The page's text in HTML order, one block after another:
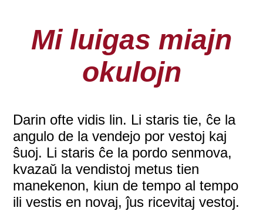
Mi luigas miajn
okulojn
Darin ofte vidis lin. Li staris tie, ĉe la
angulo de la vendejo por vestoj kaj
ŝuoj. Li staris ĉe la pordo senmova,
kvazaŭ la vendistoj metus tien
manekenon, kiun de tempo al tempo
ili vestis en novaj, ĵus ricevitaj vestoj.